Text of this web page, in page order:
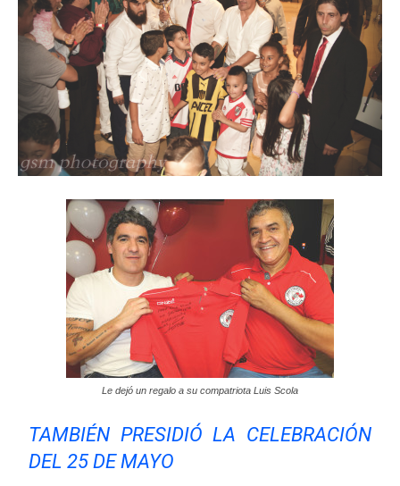
Le dejó un regalo a su compatriota Luis Scola
TAMBIÉN PRESIDIÓ LA CELEBRACIÓN
DEL 25 DE MAYO